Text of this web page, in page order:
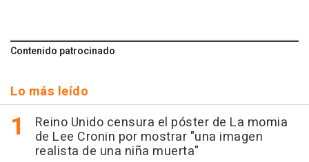
Contenido patrocinado
Lo más leído
Reino Unido censura el póster de La momia
de Lee Cronin por mostrar "una imagen
realista de una niña muerta"